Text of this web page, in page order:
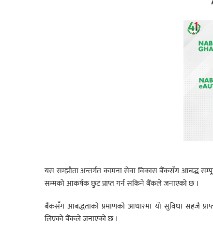
यस सम्झौता अन्तर्गत कामना सेवा विकास बैंकसँग आबद्ध
सम्मको आकर्षक छुट प्राप्त गर्न सकिने बैंकले जनाएको छ ।
बैंकसँग आबद्धताको प्रमाणको आधारमा यो सुविधा सहजै
लिएको बैंकले जनाएको छ ।